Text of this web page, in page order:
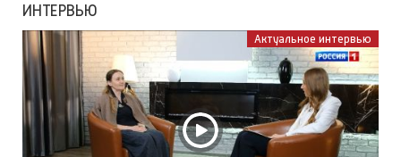
ИНТЕРВЬЮ
Актуальное интервью